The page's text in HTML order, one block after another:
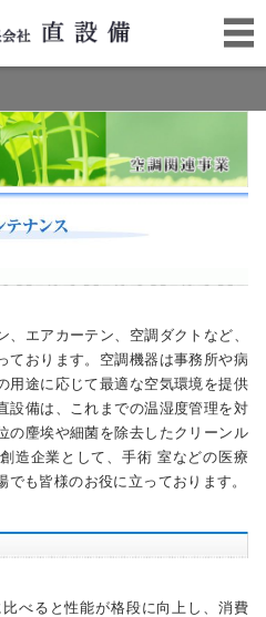
エアカーテン、空調ダクトなど、
ております。空調機器は事務所や病
用途に応じて最適な空気環境を提供
設備は、これまでの温湿度管理を対
の麈埃や細菌を除去したクリーンル
造企業として、手術 室などの医療
も皆様のお役に立っております。
べると性能が格段に向上し、消費